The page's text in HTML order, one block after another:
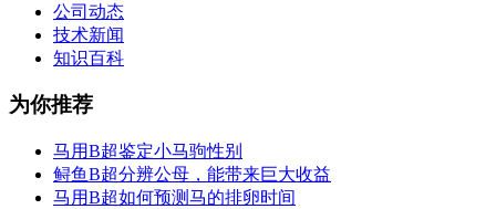
公司动态
技术新闻
知识百科
为你推荐
马用B超鉴定小马驹性别
鲟鱼B超分辨公母，能带来巨大收益
马用B超如何预测马的排卵时间